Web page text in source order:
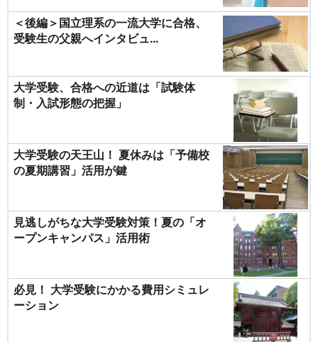
＜後編＞国立理系の一流大学に合格、
受験生の父親へインタビュ...
大学受験、合格への近道は「試験体
制・入試形態の把握」
大学受験の天王山！ 夏休みは「予備校
の夏期講習」活用が鍵
見逃しがちな大学受験対策！夏の「オ
ープンキャンパス」活用術
必見！ 大学受験にかかる費用シミュレ
ーション